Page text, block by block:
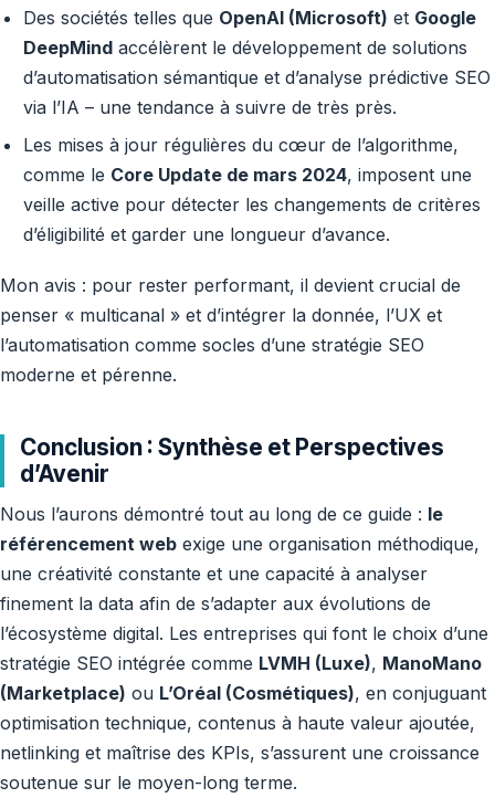
Des sociétés telles que OpenAI (Microsoft) et Google
DeepMindaccélèrent le développement de solutions
d’automatisation sémantique et d’analyse prédictive SEO
via l’IA – une tendance à suivre de très près.
Les mises à jour régulières du cœur de l’algorithme,
comme le Core Update de mars 2024, imposent une
veille active pour détecter les changements de critères
d’éligibilité et garder une longueur d’avance.
Mon avis : pour rester performant, il devient crucial de
penser « multicanal » et d’intégrer la donnée, l’UX et
l’automatisation comme socles d’une stratégie SEO
moderne et pérenne.
Conclusion : Synthèse et Perspectives
d’Avenir
Nous l’aurons démontré tout au long de ce guide : le
référencement web exige une organisation méthodique,
une créativité constante et une capacité à analyser
finement la data afin de s’adapter aux évolutions de
l’écosystème digital. Les entreprises qui font le choix d’une
stratégie SEO intégrée comme LVMH (Luxe), ManoMano
(Marketplace) ou L’Oréal (Cosmétiques), en conjuguant
optimisation technique, contenus à haute valeur ajoutée,
netlinking et maîtrise des KPIs, s’assurent une croissance
soutenue sur le moyen-long terme.